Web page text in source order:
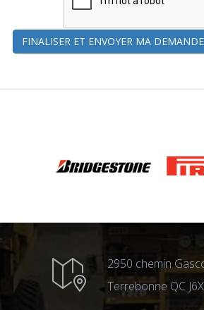
FINALISER ET ENVOYER MA
2950 chemin
Terrebonne QC